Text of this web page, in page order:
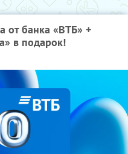
от банка «ВТБ» +
в подарок!